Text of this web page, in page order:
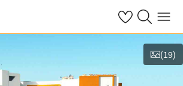
Se dine gemte
Søg påMenu
(19)